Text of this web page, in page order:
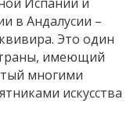
в Андалусии –
Это один
имеющий
многими
искусства